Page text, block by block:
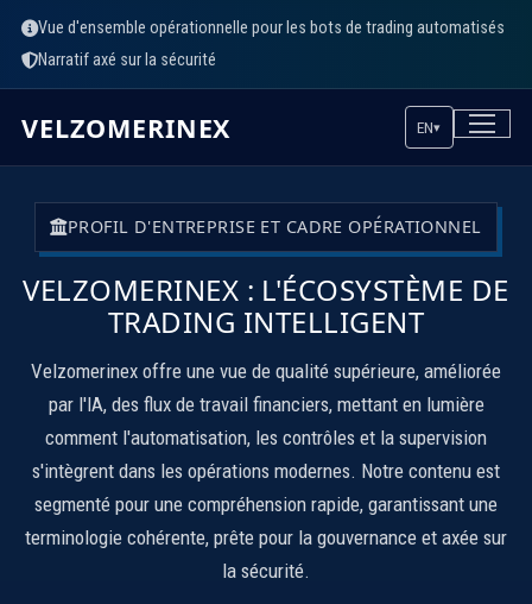
Vue d'ensemble opérationnelle pour les bots de trading automatisés
Narratif axé sur la sécurité
VELZOMERINEX EN▾
PROFIL D'ENTREPRISE ET CADRE OPÉRATIONNEL
VELZOMERINEX : L'ÉCOSYSTÈME DE
TRADING INTELLIGENT
Velzomerinex offre une vue de qualité supérieure, améliorée
par l'IA, des flux de travail financiers, mettant en lumière
comment l'automatisation, les contrôles et la supervision
s'intègrent dans les opérations modernes. Notre contenu est
segmenté pour une compréhension rapide, garantissant une
terminologie cohérente, prête pour la gouvernance et axée sur
la sécurité.